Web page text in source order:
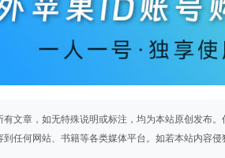
有文章，如无特殊说明或标注，均为本站原创发布
到任何网站、书籍等各类媒体平台。如若本站内容